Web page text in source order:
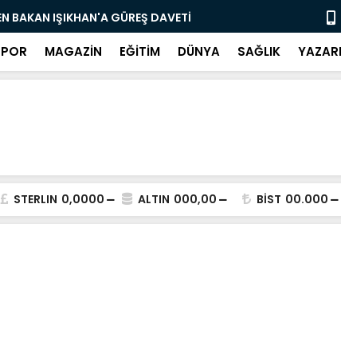
Önleyebiliriz" Çağrısı Selahattin
MAGAZİN EĞİTİM DÜNYA SAĞLIK
STERLIN 0,0000 ALTIN 000,00 BİST 00.000